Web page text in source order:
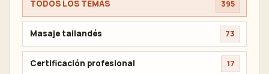
TODOS LOS TEMAS 395
Masaje tailandés 73
Certificación profesional 17